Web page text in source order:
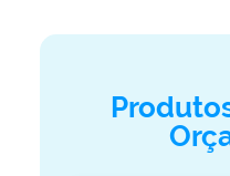
Ambiente Maker